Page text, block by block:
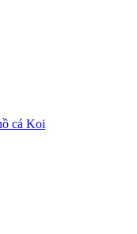
cá Koi